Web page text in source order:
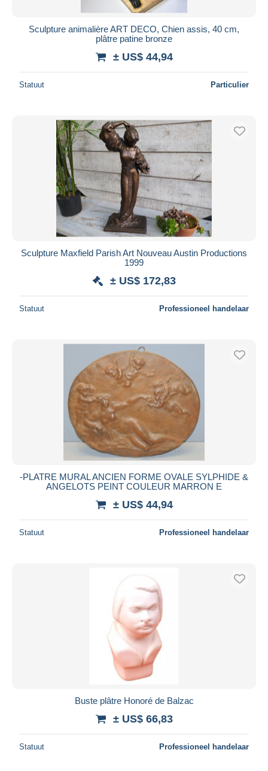
Sculpture animalière ART DECO, Chien assis, 40 cm,
plâtre patine bronze
± US$ 44,94
Statuut Particulier
Sculpture Maxfield Parish Art Nouveau Austin Productions
1999
± US$ 172,83
Statuut Professioneel handelaar
-PLATRE MURAL ANCIEN FORME OVALE SYLPHIDE &
ANGELOTS PEINT COULEUR MARRON E
± US$ 44,94
Statuut Professioneel handelaar
Buste plâtre Honoré de Balzac
± US$ 66,83
Statuut Professioneel handelaar